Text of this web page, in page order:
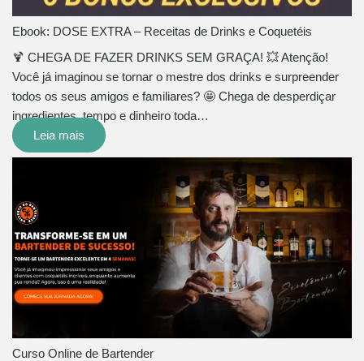
Ebook: DOSE EXTRA – Receitas de Drinks e Coquetéis
🍹 CHEGA DE FAZER DRINKS SEM GRAÇA! 💥 Atenção!
Você já imaginou se tornar o mestre dos drinks e surpreender
todos os seus amigos e familiares? 🤩 Chega de desperdiçar
ingredientes, tempo e dinheiro toda…
Leia mais
Curso Online de Bartender